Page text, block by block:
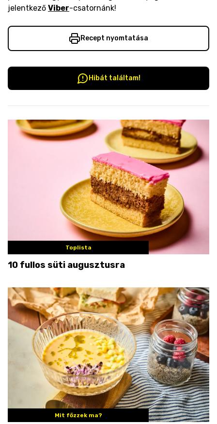
jelentkező Viber-csatornánk!
Recept nyomtatása
Hibát találtam!
Toplista
10 fullos süti augusztusra
Mit főzzek ma?